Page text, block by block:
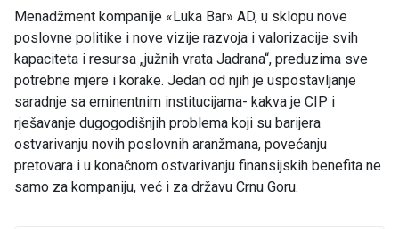
Menadžment kompanije «Luka Bar» AD, u sklopu nove
poslovne politike i nove vizije razvoja i valorizacije svih
kapaciteta i resursa „južnih vrata Jadrana“, preduzima sve
potrebne mjere i korake. Jedan od njih je uspostavljanje
saradnje sa eminentnim institucijama- kakva je CIP i
rješavanje dugogodišnjih problema koji su barijera
ostvarivanju novih poslovnih aranžmana, povećanju
pretovara i u konačnom ostvarivanju finansijskih benefita ne
samo za kompaniju, već i za državu Crnu Goru.